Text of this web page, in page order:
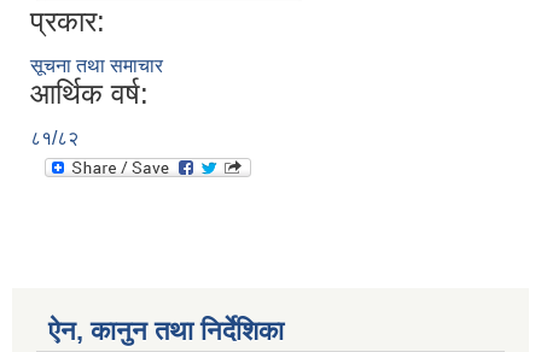
प्रकार:
सूचना तथा समाचार
आर्थिक वर्ष:
८१/८२
ऐन, कानुन तथा निर्देशिका